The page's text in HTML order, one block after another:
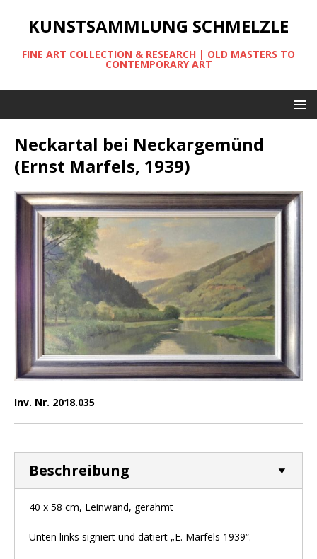
KUNSTSAMMLUNG SCHMELZLE
FINE ART COLLECTION & RESEARCH | OLD MASTERS TO
CONTEMPORARY ART
Neckartal bei Neckargemünd
(Ernst Marfels, 1939)
Inv. Nr. 2018.035
Beschreibung
40 x 58 cm, Leinwand, gerahmt
Unten links signiert und datiert „E. Marfels 1939“.